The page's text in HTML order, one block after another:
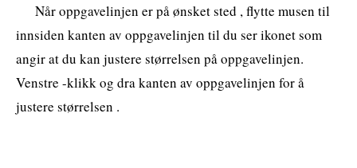
Når oppgavelinjen er på ønsket sted , flytte musen til
innsiden kanten av oppgavelinjen til du ser ikonet som
angir at du kan justere størrelsen på oppgavelinjen.
Venstre -klikk og dra kanten av oppgavelinjen for å
justere størrelsen .